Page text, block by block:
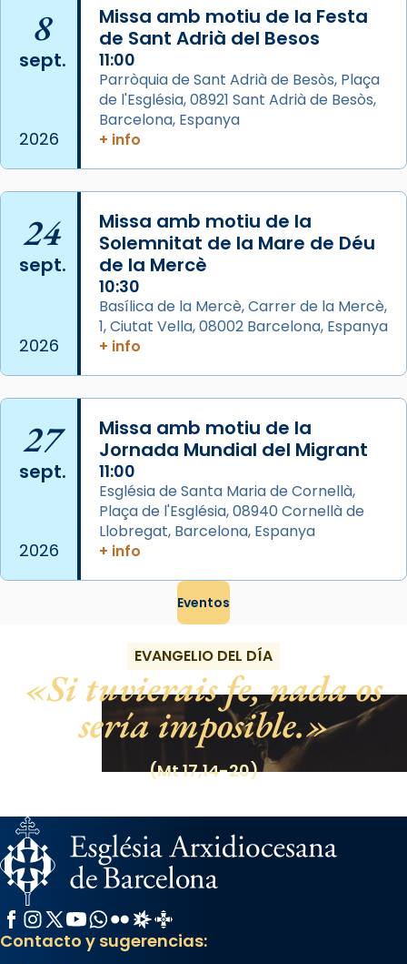
Josep Omella, ha presidit la missa i l’ha
concelebrat el bisbe auxiliar de Barcelona,
Mons. David Abadías.
📸 Dr. G. Simón
View on Facebook ·
Arquebisbat de Barcelona
Memòria de les santes Juliana i
Semproniana, verges i màrtirs.
Acompanyant la història de sant Cugat, a
partir de l’Edat Mitjana sorgeix la tradició
que les santes Juliana (“relatiu a Júlia”) i
que les santes són filles de l’antiga Iluro.
Mataró en reivindicarà les relíq
...Ver más
View on Facebook · Share
8
sept.
2026
Missa amb motiu de la Festa
de Sant Adrià del Besos
11:00
Parròquia de Sant Adrià de Besòs, Plaça
de l'Església, 08921 Sant Adrià de Besòs,
Barcelona, Espanya
+ info
24
sept.
2026
Missa amb motiu de la
Solemnitat de la Mare de Déu
de la Mercè
10:30
Basílica de la Mercè, Carrer de la Mercè,
1, Ciutat Vella, 08002 Barcelona, Espanya
+ info
27
sept.
2026
Missa amb motiu de la
Jornada Mundial del Migrant
11:00
Església de Santa Maria de Cornellà,
Plaça de l'Església, 08940 Cornellà de
Llobregat, Barcelona, Espanya
+ info
Eventos
EVANGELIO DEL DÍA
Si tuvierais fe, nada os
sería imposible.
(Mt 17,14-20)
Facebook
Instagram
X / Twitter
YouTube
WhatsApp
FlickrRadio Estel
Catalunya Cristiana
Contacto y sugerencias: